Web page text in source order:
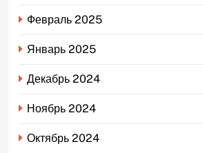
Февраль 2025
Январь 2025
Декабрь 2024
Ноябрь 2024
Октябрь 2024